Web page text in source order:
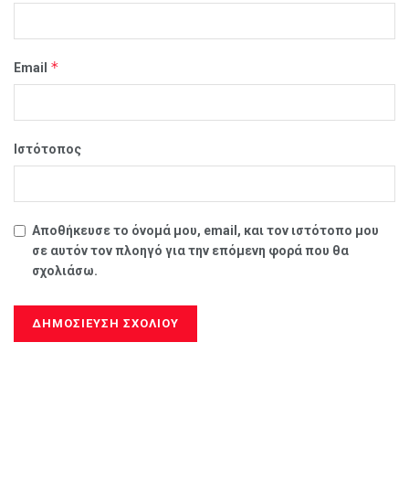
Email *
Ιστότοπος
Αποθήκευσε το όνομά μου, email, και τον ιστότοπο μου
σε αυτόν τον πλοηγό για την επόμενη φορά που θα
σχολιάσω.